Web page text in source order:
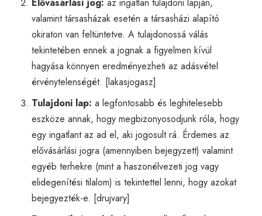
valamint társasházak esetén a társasházi alapító
okiraton van feltüntetve. A tulajdonossá válás
tekintetében ennek a jognak a figyelmen kívül
hagyása könnyen eredményezheti az adásvétel
érvénytelenségét. [lakasjogasz]
Tulajdoni lap: a legfontosabb és leghitelesebb
eszköze annak, hogy megbizonyosodjunk róla, hogy
egy ingatlant az ad el, aki jogosult rá. Érdemes az
elővásárlási jogra (amennyiben bejegyzett) valamint
egyéb terhekre (mint a haszonélvezeti jog vagy
elidegenítési tilalom) is tekintettel lenni, hogy azokat
bejegyezték-e. [drujvary]